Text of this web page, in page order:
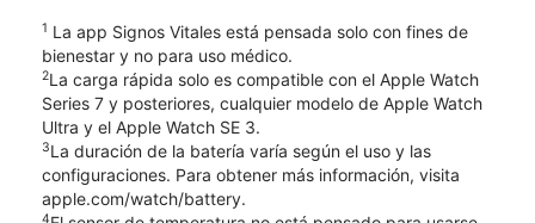
1 La app Signos Vitales está pensada solo con fines de
bienestar y no para uso médico.
2La carga rápida solo es compatible con el Apple Watch
Series 7 y posteriores, cualquier modelo de Apple Watch
Ultra y el Apple Watch SE 3.
3La duración de la batería varía según el uso y las
configuraciones. Para obtener más información, visita
apple.com/watch/battery.
4